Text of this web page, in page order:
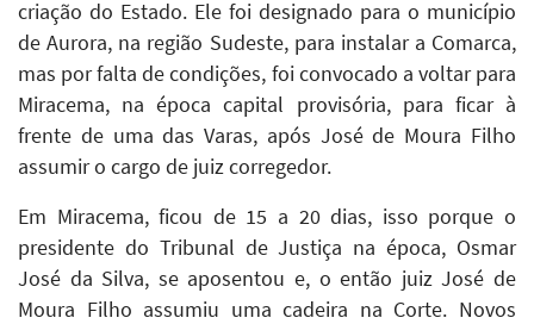
criação do Estado. Ele foi designado para o município
de Aurora, na região Sudeste, para instalar a Comarca,
mas por falta de condições, foi convocado a voltar para
Miracema, na época capital provisória, para ficar à
frente de uma das Varas, após José de Moura Filho
assumir o cargo de juiz corregedor.
Em Miracema, ficou de 15 a 20 dias, isso porque o
presidente do Tribunal de Justiça na época, Osmar
José da Silva, se aposentou e, o então juiz José de
Moura Filho assumiu uma cadeira na Corte. Novos